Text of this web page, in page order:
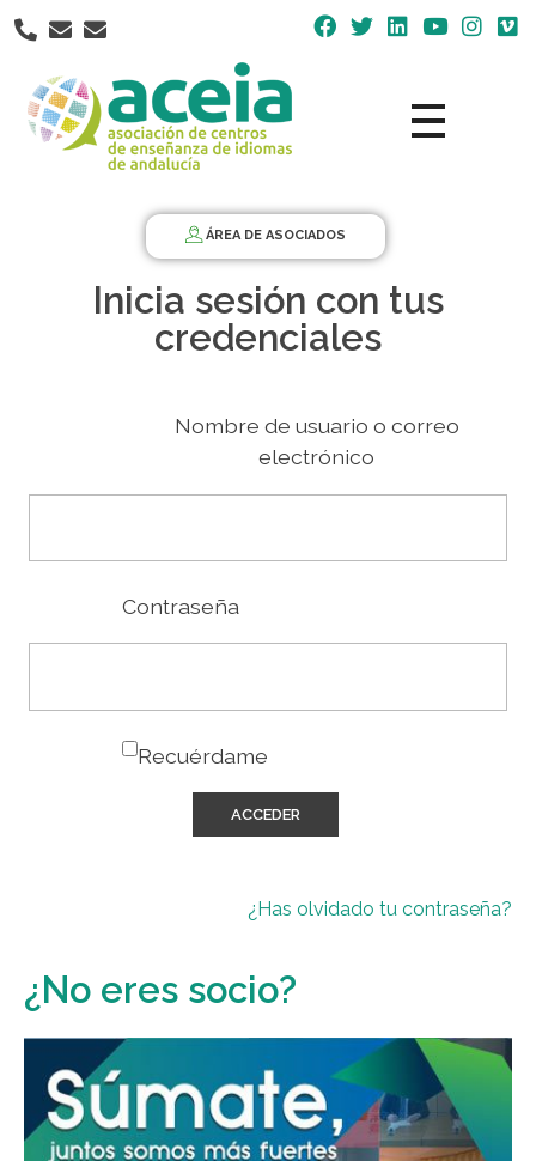
Nota:
este
web
incluye
ÁREA DE ASOCIADOS
Inicia sesión con tus
credenciales
Nombre de usuario o correo
electrónico
Contraseña
Recuérdame
¿Has olvidado tu contraseña?
¿No eres socio?